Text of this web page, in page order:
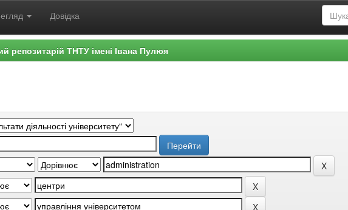
Довідка
репозитарій ТНТУ імені Івана Пулюя